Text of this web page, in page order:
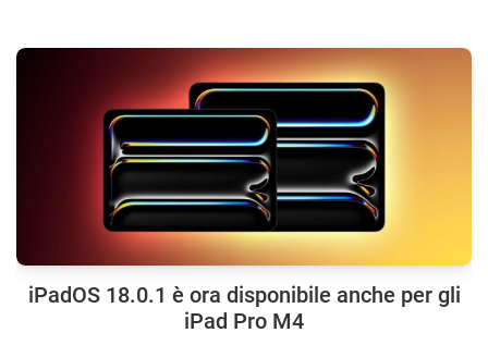
iPadOS 18.0.1 è ora disponibile anche per gli
iPad Pro M4